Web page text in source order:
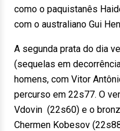
como o paquistanês
com o australiano Gui
A segunda prata do dia
(sequelas em
homens, com Vitor
percurso em 22s77. O
Vdovin (22s60) e o
Chermen Kobesov